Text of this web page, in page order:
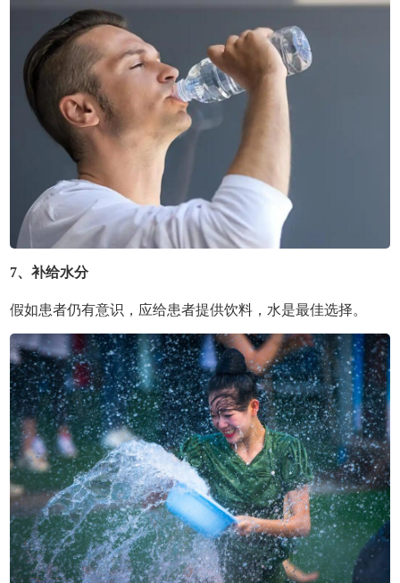
7、补给水分
假如患者仍有意识，应给患者提供饮料，水是最佳选择。